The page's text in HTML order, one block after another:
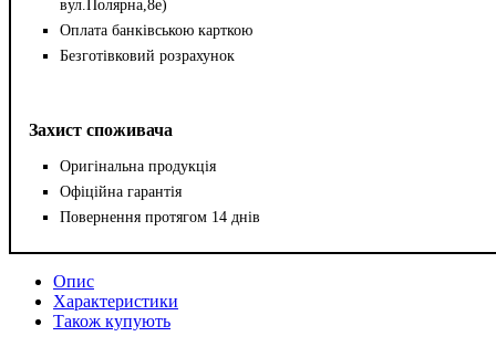
вул.Полярна,8е)
Оплата банківською карткою
Безготівковий розрахунок
Захист споживача
Оригінальна продукція
Офіційна гарантія
Повернення протягом 14 днів
Опис
Характеристики
Також купують